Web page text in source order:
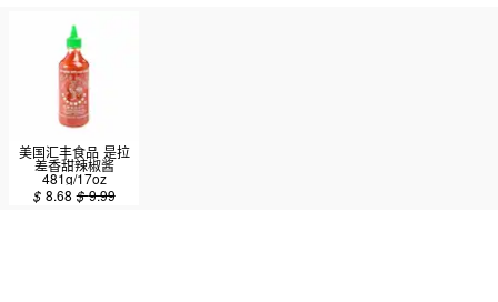
美国汇丰食品 是拉
差香甜辣椒酱
481g/17oz
$ 8.68 $9.99